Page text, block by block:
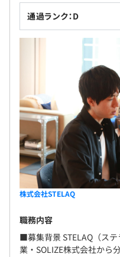
通過ランク：D
株式会社STELAQ
職務内容
■募集背景 STELAQ（ス
業・SOLIZE株式会社から